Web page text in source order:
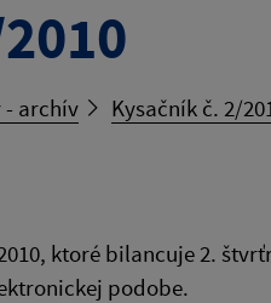
archív Kysačník č. 2/
ktoré bilancuje 2.
podobe.